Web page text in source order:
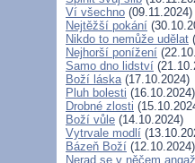
Ví všechno (09.11.2024)
Nejtěžší pokání
Nikdo to nemůže udělat
Nejhorší ponížení
Samo dno lidství
Boží láska(17.10.2024)
Pluh bolesti (16.10.2024)
Drobné zlosti
Boží vůle (14.10.2024)
Vytrvale modlí
Bázeň Boží (12.10.2024)
Nerad se v něčem